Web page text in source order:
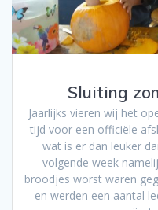
Sluiting
Jaarlijks vieren wij het
tijd voor een officiële
wat is er dan leuker
volgende week
broodjes worst waren
en werden een aantal